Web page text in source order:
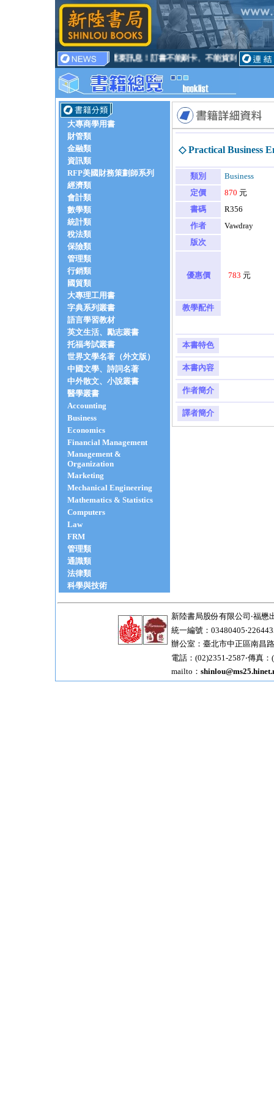
重要訊息！訂書不能刷卡、不能貨到付款
大專商學用書
財管類
金融類
資訊類
RFP美國財務策劃師系列
經濟類
會計類
數學類
統計類
稅法類
保險類
管理類
行銷類
國貿類
大專理工用書
字典系列叢書
語言學習教材
英文生活、勵志叢書
托福考試叢書
世界文學名著（外文版）
中國文學、詩詞名著
中外散文、小說叢書
醫學叢書
Accounting
Business
Economics
Financial Management
Management &
Organization
Marketing
Mechanical Engineering
Mathematics & Statistics
Computers
Law
FRM
管理類
通識類
法律類
科學與技術
◇ Practical Business
類別
Business
定價
870 元
書碼
R356
作者
Vawdray
版次
優惠價 783 元
教學配件
本書特色
本書內容
作者簡介
譯者簡介
新陸書局股份有限公司‧福懋
統一編號：
辦公室：臺北市中正區南昌
電話：(02)2351-2587‧傳真
mailto：